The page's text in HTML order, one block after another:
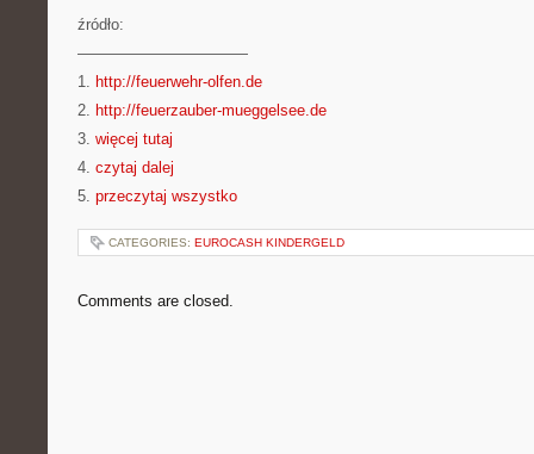
źródło:
———————————
1. http://feuerwehr-olfen.de
2. http://feuerzauber-mueggelsee.de
3. więcej tutaj
4. czytaj dalej
5. przeczytaj wszystko
CATEGORIES: EUROCASH KINDERGELD
Comments are closed.